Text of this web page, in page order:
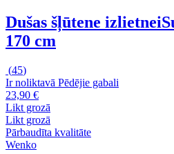
Dušas šļūtene izlietnei
170 cm
(45)
Ir noliktavā Pēdējie gabali
23,90 €
Likt grozā
Likt grozā
Pārbaudīta kvalitāte
Wenko